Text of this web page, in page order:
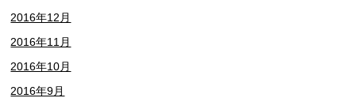
2016年12月
2016年11月
2016年10月
2016年9月